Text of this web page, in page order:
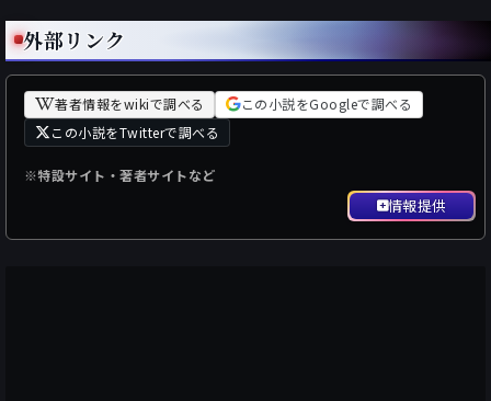
外部リンク
著者情報をwikiで調べる
この小説をGoogleで調べる
この小説をTwitterで調べる
※特設サイト・著者サイトなど
情報提供